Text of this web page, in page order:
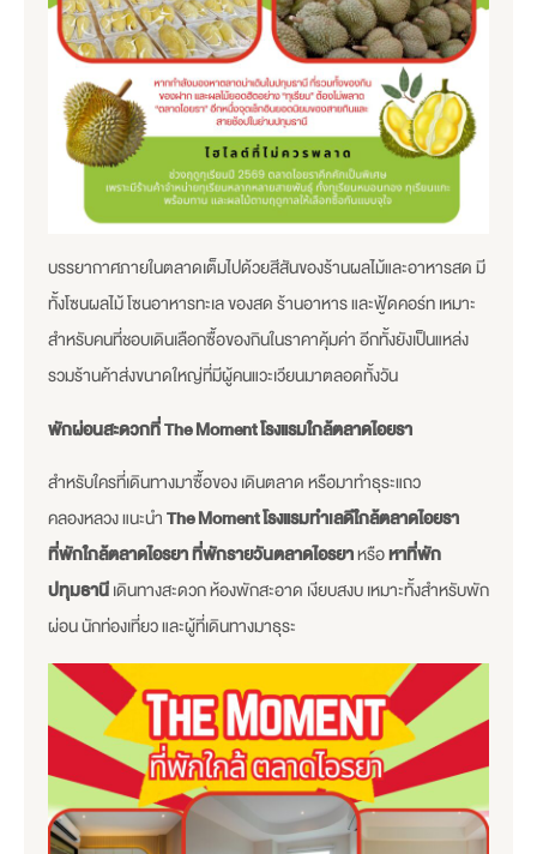
บรรยากาศภายในตลาดเต็มไปด้วยสีสันของร้านผลไม้และอาหารสด มี
ทั้งโซนผลไม้ โซนอาหารทะเล ของสด ร้านอาหาร และฟู้ดคอร์ท เหมาะ
สำหรับคนที่ชอบเดินเลือกซื้อของกินในราคาคุ้มค่า อีกทั้งยังเป็นแหล่ง
รวมร้านค้าส่งขนาดใหญ่ที่มีผู้คนแวะเวียนมาตลอดทั้งวัน
พักผ่อนสะดวกที่The Moment โรงแรมใกล้ตลาดไอยรา
สำหรับใครที่เดินทางมาซื้อของ เดินตลาด หรือมาทำธุระแถว
คลองหลวง แนะนำThe Moment โรงแรมทำเลดีใกล้ตลาดไอยรา
ที่พักใกล้ตลาดไอรยา ที่พักรายวันตลาดไอรยาหรือหาที่พัก
ปทุมธานีเดินทางสะดวก ห้องพักสะอาด เงียบสงบ เหมาะทั้งสำหรับพัก
ผ่อน นักท่องเที่ยว และผู้ที่เดินทางมาธุระ